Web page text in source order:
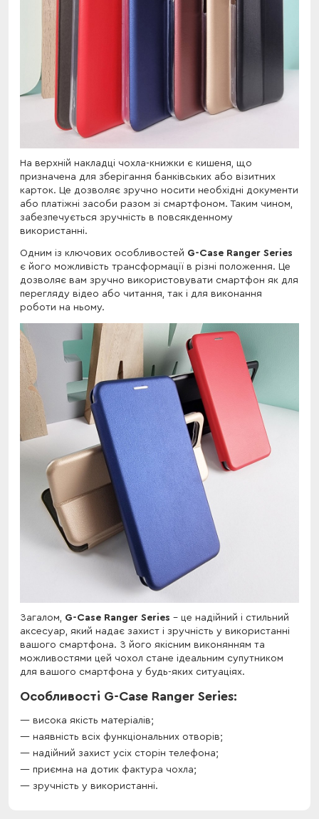
На верхній накладці чохла-книжки є кишеня, що
призначена для зберігання банківських або візитних
карток. Це дозволяє зручно носити необхідні документи
або платіжні засоби разом зі смартфоном. Таким чином,
забезпечується зручність в повсякденному
використанні.
Одним із ключових особливостей G-Case Ranger Series
є його можливість трансформації в різні положення. Це
дозволяє вам зручно використовувати смартфон як для
перегляду відео або читання, так і для виконання
роботи на ньому.
Загалом, G-Case Ranger Series - це надійний і стильний
аксесуар, який надає захист і зручність у використанні
вашого смартфона. З його якісним виконянням та
можливостями цей чохол стане ідеальним супутником
для вашого смартфона у будь-яких ситуаціях.
Особливості G-Case Ranger Series:
висока якість матеріалів;
наявність всіх функціональних отворів;
надійний захист усіх сторін телефона;
приємна на дотик фактура чохла;
зручність у використанні.